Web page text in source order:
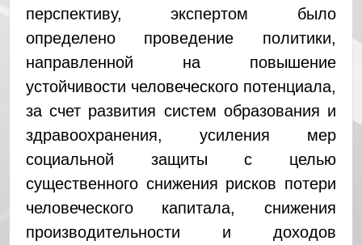
перспективу, экспертом было
определено проведение политики,
направленной на повышение
устойчивости человеческого потенциала,
за счет развития систем образования и
здравоохранения, усиления мер
социальной защиты с целью
существенного снижения рисков потери
человеческого капитала, снижения
производительности и доходов